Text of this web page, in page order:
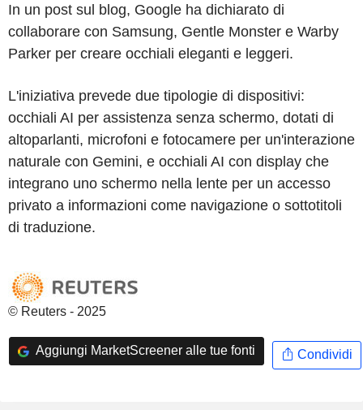
In un post sul blog, Google ha dichiarato di
collaborare con Samsung, Gentle Monster e Warby
Parker per creare occhiali eleganti e leggeri.
L'iniziativa prevede due tipologie di dispositivi:
occhiali AI per assistenza senza schermo, dotati di
altoparlanti, microfoni e fotocamere per un'interazione
naturale con Gemini, e occhiali AI con display che
integrano uno schermo nella lente per un accesso
privato a informazioni come navigazione o sottotitoli
di traduzione.
© Reuters - 2025
Aggiungi MarketScreener alle tue fonti Condividi